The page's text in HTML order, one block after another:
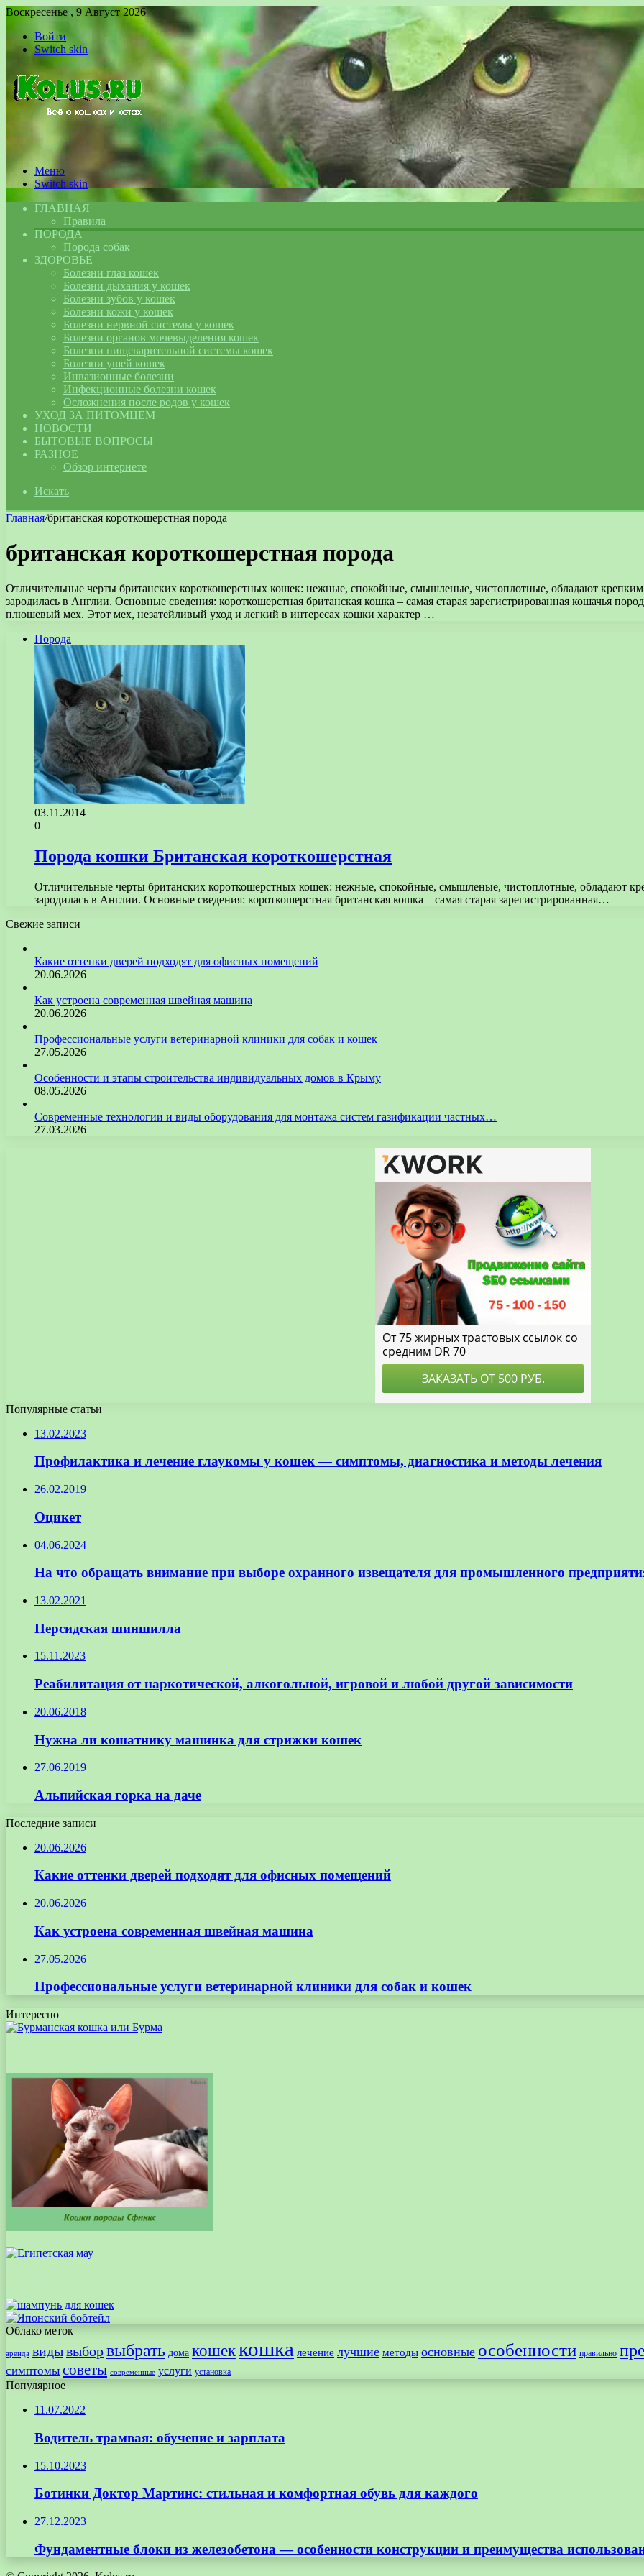
Воскресенье , 9 Август 2026
Войти
Switch skin
Меню
Switch skin
ГЛАВНАЯ
Правила
ПОРОДА
Порода собак
ЗДОРОВЬЕ
Болезни глаз кошек
Болезни дыхания у кошек
Болезни зубов у кошек
Болезни кожи у кошек
Болезни нервной системы у кошек
Болезни органов мочевыделения кошек
Болезни пищеварительной системы кошек
Болезни ушей кошек
Инвазионные болезни
Инфекционные болезни кошек
Осложнения после родов у кошек
УХОД ЗА ПИТОМЦЕМ
НОВОСТИ
БЫТОВЫЕ ВОПРОСЫ
РАЗНОЕ
Обзор интернете
Искать
Главная/британская короткошерстная порода
британская короткошерстная порода
Отличительные черты британских короткошерстных кошек: нежные, спокойные, смышленые, чистоплотные, обладают
зародилась в Англии. Основные сведения: короткошерстная британская кошка – самая старая зарегистрированная кошачья
плюшевый мех. Этот мех, незатейливый уход и легкий в интересах кошки характер …
Порода
03.11.2014
0
Порода кошки Британская короткошерстная
Отличительные черты британских короткошерстных кошек: нежные, спокойные, смышленые, чистоплотные, обладают
зародилась в Англии. Основные сведения: короткошерстная британская кошка – самая старая зарегистрированная…
Свежие записи
Какие оттенки дверей подходят для офисных помещений
20.06.2026
Как устроена современная швейная машина
20.06.2026
Профессиональные услуги ветеринарной клиники для собак и кошек
27.05.2026
Особенности и этапы строительства индивидуальных домов в Крыму
08.05.2026
Современные технологии и виды оборудования для монтажа систем газификации частных…
27.03.2026
Популярные статьи
13.02.2023
Профилактика и лечение глаукомы у кошек — симптомы, диагностика и методы лечения
26.02.2019
Оцикет
04.06.2024
На что обращать внимание при выборе охранного извещателя для промышленного
13.02.2021
Персидская шиншилла
15.11.2023
Реабилитация от наркотической, алкогольной, игровой и любой другой зависимости
20.06.2018
Нужна ли кошатнику машинка для стрижки кошек
27.06.2019
Альпийская горка на даче
Последние записи
20.06.2026
Какие оттенки дверей подходят для офисных помещений
20.06.2026
Как устроена современная швейная машина
27.05.2026
Профессиональные услуги ветеринарной клиники для собак и кошек
Интересно
Облако меток
аренда видывыборвыбрать дома кошеккошка лечение лучшие методы основные особенности правильно
симптомы советы современные услуги установка
Популярное
11.07.2022
Водитель трамвая: обучение и зарплата
15.10.2023
Ботинки Доктор Мартинс: стильная и комфортная обувь для каждого
27.12.2023
Фундаментные блоки из железобетона — особенности конструкции и преимущества